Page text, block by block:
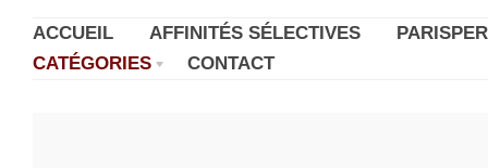
ACCUEIL AFFINITÉS SÉLECTIVES
CATÉGORIES
CONTACT